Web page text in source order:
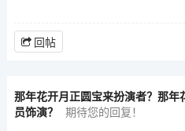
回帖
那年花开月正圆宝来扮演者？那
员饰演？
期待您的回复！